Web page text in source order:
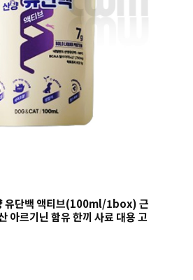
유단백 액티브(100ml/1box) 근
아르기닌 함유 한끼 사료 대용 고